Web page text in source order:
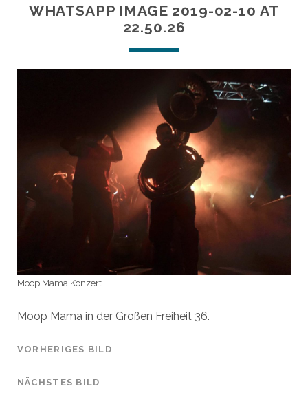
WHATSAPP IMAGE 2019-02-10 AT
22.50.26
Moop Mama Konzert
Moop Mama in der Großen Freiheit 36.
VORHERIGES BILD
NÄCHSTES BILD